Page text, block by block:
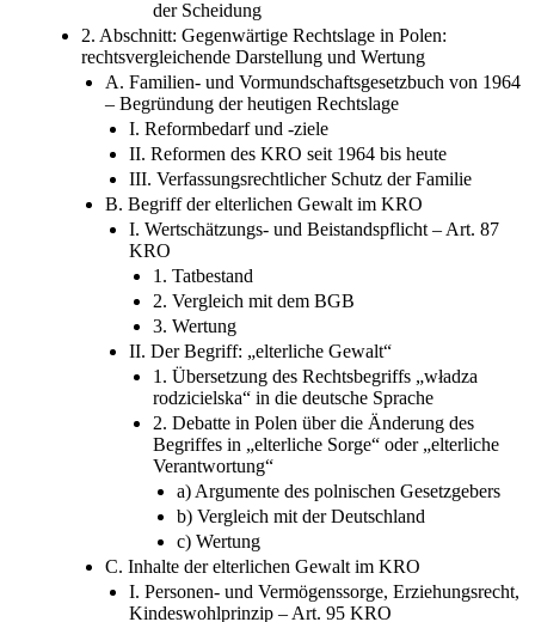
Gewalt beider Eltern
3. Regelung der elterlichen Gewalt für den Fall
der Scheidung
2. Abschnitt: Gegenwärtige Rechtslage in Polen:
rechtsvergleichende Darstellung und Wertung
A. Familien- und Vormundschaftsgesetzbuch von 1964
– Begründung der heutigen Rechtslage
I. Reformbedarf und -ziele
II. Reformen des KRO seit 1964 bis heute
III. Verfassungsrechtlicher Schutz der Familie
B. Begriff der elterlichen Gewalt im KRO
I. Wertschätzungs- und Beistandspflicht – Art. 87
KRO
1. Tatbestand
2. Vergleich mit dem BGB
3. Wertung
II. Der Begriff: „elterliche Gewalt“
1. Übersetzung des Rechtsbegriffs „władza
rodzicielska“ in die deutsche Sprache
2. Debatte in Polen über die Änderung des
Begriffes in „elterliche Sorge“ oder „elterliche
Verantwortung“
a) Argumente des polnischen Gesetzgebers
b) Vergleich mit der Deutschland
c) Wertung
C. Inhalte der elterlichen Gewalt im KRO